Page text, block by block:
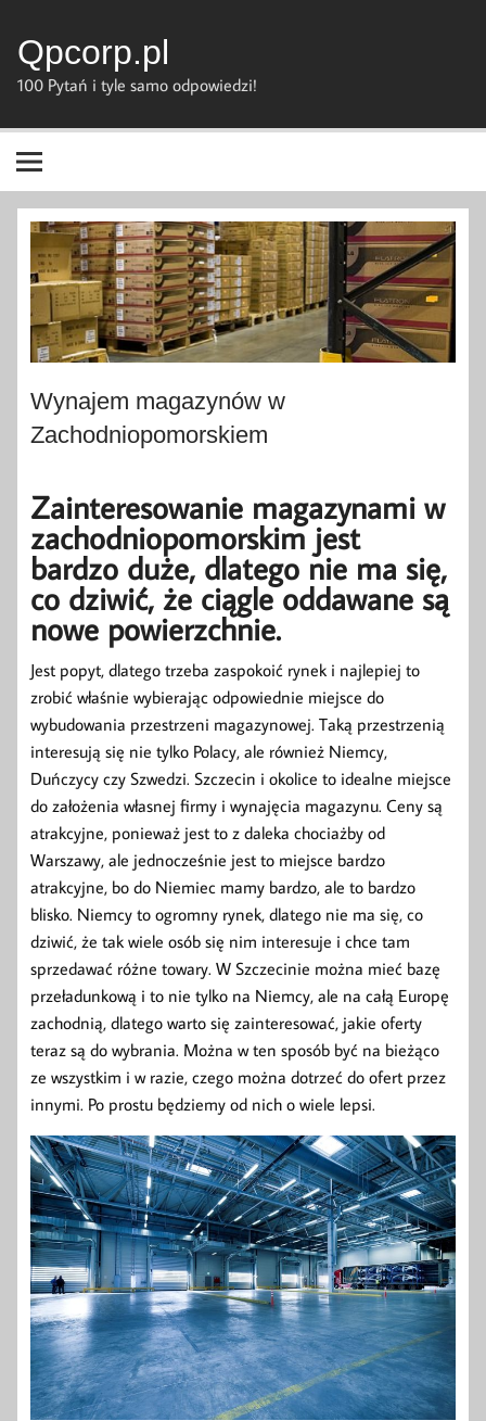
content
Qpcorp.pl
100 Pytań i tyle samo odpowiedzi!
Wynajem magazynów w
Zachodniopomorskiem
Zainteresowanie magazynami w
zachodniopomorskim jest
bardzo duże, dlatego nie ma się,
co dziwić, że ciągle oddawane są
nowe powierzchnie.
Jest popyt, dlatego trzeba zaspokoić rynek i najlepiej to
zrobić właśnie wybierając odpowiednie miejsce do
wybudowania przestrzeni magazynowej. Taką przestrzenią
interesują się nie tylko Polacy, ale również Niemcy,
Duńczycy czy Szwedzi. Szczecin i okolice to idealne miejsce
do założenia własnej firmy i wynajęcia magazynu. Ceny są
atrakcyjne, ponieważ jest to z daleka chociażby od
Warszawy, ale jednocześnie jest to miejsce bardzo
atrakcyjne, bo do Niemiec mamy bardzo, ale to bardzo
blisko. Niemcy to ogromny rynek, dlatego nie ma się, co
dziwić, że tak wiele osób się nim interesuje i chce tam
sprzedawać różne towary. W Szczecinie można mieć bazę
przeładunkową i to nie tylko na Niemcy, ale na całą Europę
zachodnią, dlatego warto się zainteresować, jakie oferty
teraz są do wybrania. Można w ten sposób być na bieżąco
ze wszystkim i w razie, czego można dotrzeć do ofert przez
innymi. Po prostu będziemy od nich o wiele lepsi.